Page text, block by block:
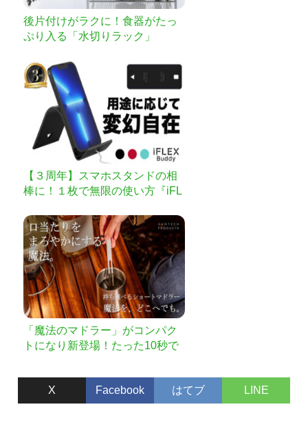
後片付けがラクに！食器がたっ
ぷり入る「水切りラック」
【３周年】スマホスタンドの相
棒に！１枚で無限の使い方『iFL
「魔法のマドラー」がコンパク
トになり新登場！たった10秒で
X Facebook はてブ LINE